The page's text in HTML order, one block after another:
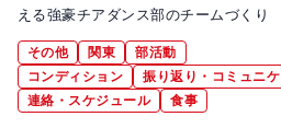
える強豪チアダンス部のチームづくり
その他 関東
部活動
コンディション
振り返り・コミュニ
連絡・スケジュール
食事